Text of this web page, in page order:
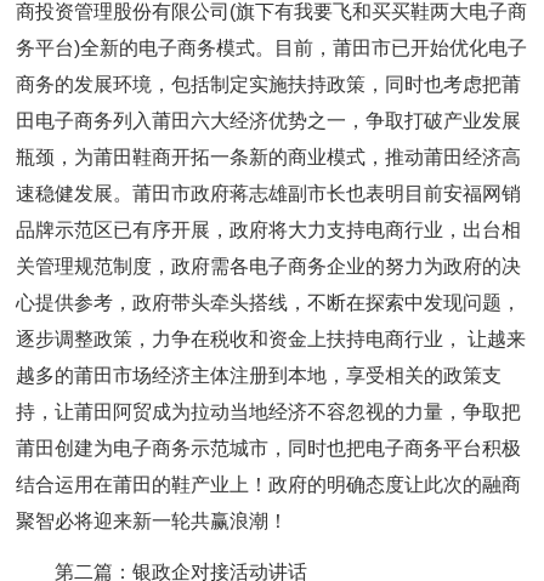
商投资管理股份有限公司(旗下有我要飞和买买鞋两大电子商
务平台)全新的电子商务模式。目前，莆田市已开始优化电子
商务的发展环境，包括制定实施扶持政策，同时也考虑把莆
田电子商务列入莆田六大经济优势之一，争取打破产业发展
瓶颈，为莆田鞋商开拓一条新的商业模式，推动莆田经济高
速稳健发展。莆田市政府蒋志雄副市长也表明目前安福网销
品牌示范区已有序开展，政府将大力支持电商行业，出台相
关管理规范制度，政府需各电子商务企业的努力为政府的决
心提供参考，政府带头牵头搭线，不断在探索中发现问题，
逐步调整政策，力争在税收和资金上扶持电商行业， 让越来
越多的莆田市场经济主体注册到本地，享受相关的政策支
持，让莆田阿贸成为拉动当地经济不容忽视的力量，争取把
莆田创建为电子商务示范城市，同时也把电子商务平台积极
结合运用在莆田的鞋产业上！政府的明确态度让此次的融商
聚智必将迎来新一轮共赢浪潮！
第二篇：银政企对接活动讲话